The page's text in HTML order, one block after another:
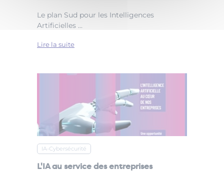
Le plan Sud pour les Intelligences
Artificielles ...
Lire la suite
IA-Cybersécurité
L'IA au service des entreprises